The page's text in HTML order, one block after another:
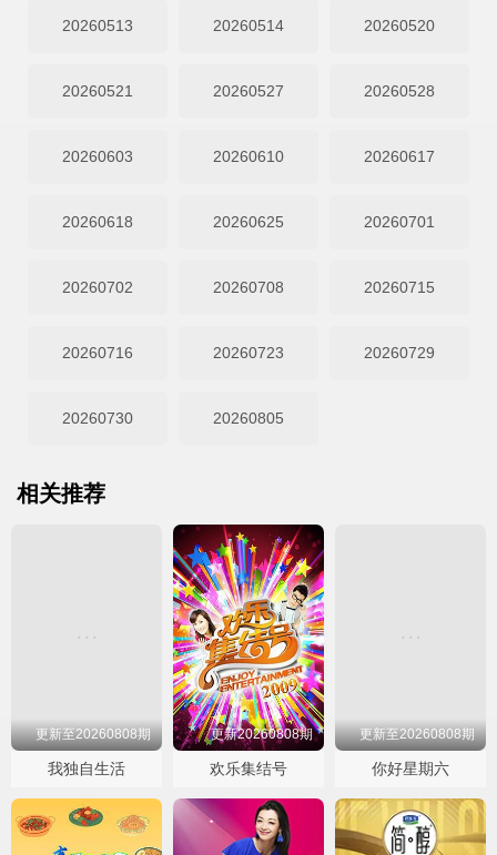
20260513 20260514 20260520
20260521 20260527 20260528
20260603 20260610 20260617
20260618 20260625 20260701
20260702 20260708 20260715
20260716 20260723 20260729
20260730 20260805
相关推荐
更新至20260808期
我独自生活
更新20260808期
欢乐集结号
更新至20260808期
你好星期六